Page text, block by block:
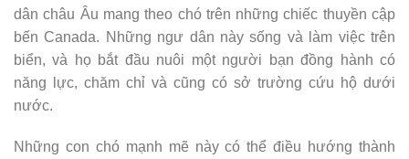
dân châu Âu mang theo chó trên những chiếc thuyền cập
bến Canada. Những ngư dân này sống và làm việc trên
biển, và họ bắt đầu nuôi một người bạn đồng hành có
năng lực, chăm chỉ và cũng có sở trường cứu hộ dưới
nước.
Những con chó mạnh mẽ này có thể điều hướng thành